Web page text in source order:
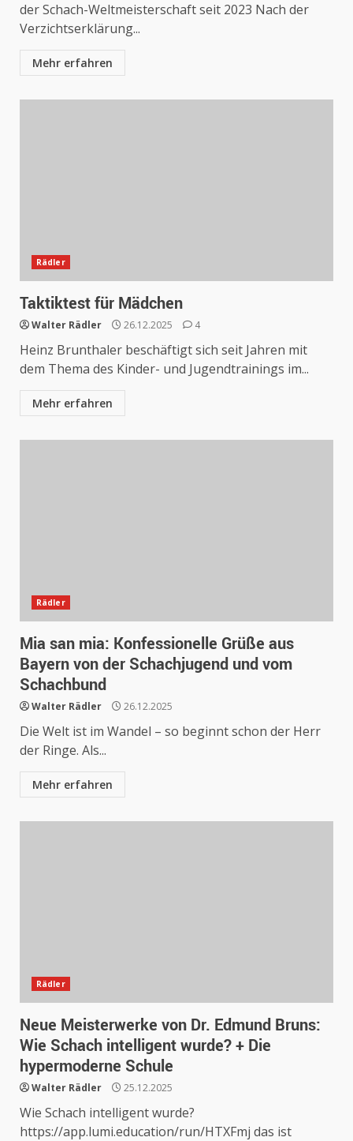
der Schach-Weltmeisterschaft seit 2023 Nach der
Verzichtserklärung...
Mehr erfahren
Rädler
Taktiktest für Mädchen
Walter Rädler 26.12.2025 4
Heinz Brunthaler beschäftigt sich seit Jahren mit
dem Thema des Kinder- und Jugendtrainings im...
Mehr erfahren
Rädler
Mia san mia: Konfessionelle Grüße aus
Bayern von der Schachjugend und vom
Schachbund
Walter Rädler 26.12.2025
Die Welt ist im Wandel – so beginnt schon der Herr
der Ringe. Als...
Mehr erfahren
Rädler
Neue Meisterwerke von Dr. Edmund Bruns:
Wie Schach intelligent wurde? + Die
hypermoderne Schule
Walter Rädler 25.12.2025
Wie Schach intelligent wurde?
https://app.lumi.education/run/HTXFmj das ist